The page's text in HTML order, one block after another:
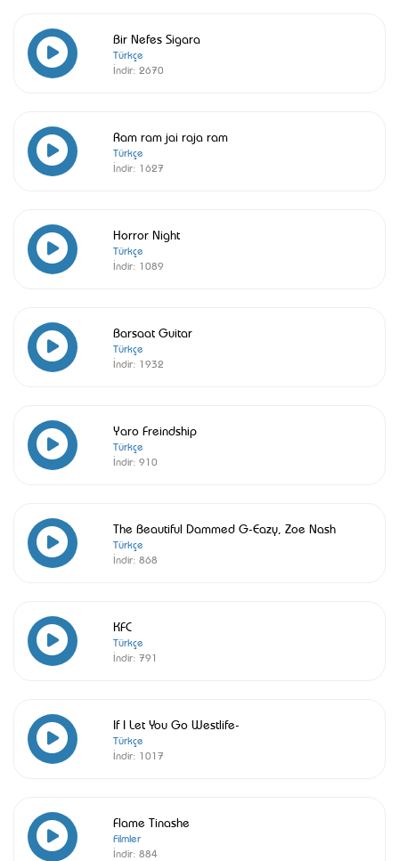
Bir Nefes Sigara
Türkçe
İndir: 2670
Ram ram jai raja ram
Türkçe
İndir: 1627
Horror Night
Türkçe
İndir: 1089
Barsaat Guitar
Türkçe
İndir: 1932
Yaro Freindship
Türkçe
İndir: 910
The Beautiful Dammed G-Eazy, Zoe Nash
Türkçe
İndir: 868
KFC
Türkçe
İndir: 791
If I Let You Go Westlife-
Türkçe
İndir: 1017
Flame Tinashe
Filmler
İndir: 884